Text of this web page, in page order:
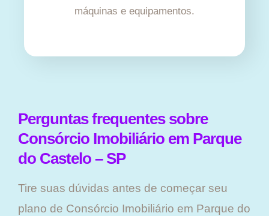
máquinas e equipamentos.
Perguntas frequentes sobre
Consórcio Imobiliário em Parque
do Castelo – SP
Tire suas dúvidas antes de começar seu
plano ​de Consórcio Imobiliário em Parque do